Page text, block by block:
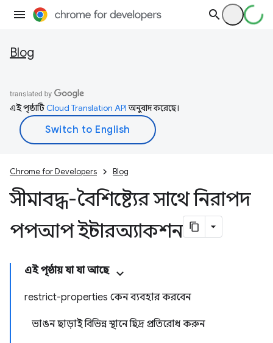
Blog
এই পৃষ্ঠাটিCloud Translation APIঅনুবাদ করেছে।
Chrome for Developers Blog
সীমাবদ্ধ-বৈশিষ্ট্যের সাথে নিরাপদ
পপআপ ইন্টারঅ্যাকশন
এই পৃষ্ঠায় যা যা আছে
restrict-properties কেন ব্যবহার করবেন
ভাঙন ছাড়াই বিভিন্ন স্থানে ছিদ্র প্রতিরোধ করুন